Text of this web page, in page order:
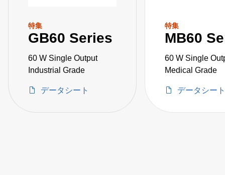
特集
GB60 Series
60 W Single Output
Industrial Grade
データシート
特集
MB60
60 W Single
Medical Grade
データシート